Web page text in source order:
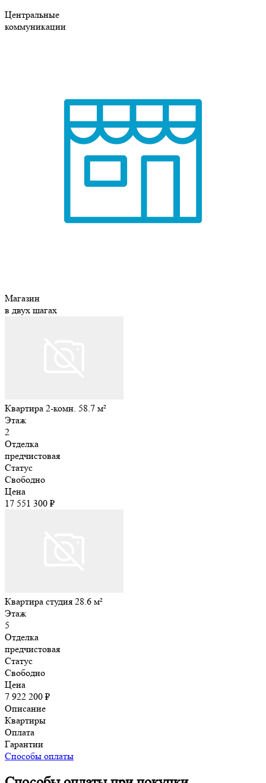
Центральные
коммуникации
Магазин
в двух шагах
Квартира 2-комн. 58.7 м²
Этаж
2
Отделка
предчистовая
Статус
Свободно
Цена
17 551 300 ₽
Квартира студия 28.6 м²
Этаж
5
Отделка
предчистовая
Статус
Свободно
Цена
7 922 200 ₽
Описание
Квартиры
Оплата
Гарантии
Способы оплаты